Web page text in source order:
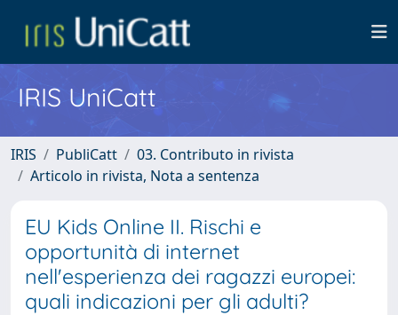
IRIS UniCatt
IRIS PubliCatt
03. Contributo in rivista
Articolo in rivista, Nota a sentenza
EU Kids Online II. Rischi e
opportunità di internet
nell'esperienza dei ragazzi europei:
quali indicazioni per gli adulti?